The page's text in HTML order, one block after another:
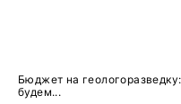
Бюджет на
будем...